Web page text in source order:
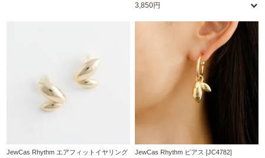
3,850円
JewCas Rhythm エアフィットイヤリング
JewCas Rhythm ピアス [JC4782]